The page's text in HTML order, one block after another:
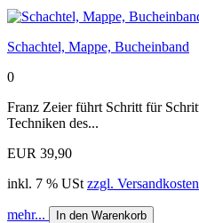
Schachtel, Mappe, Bucheinband
0
Franz Zeier führt Schritt für
Techniken des...
EUR 39,90
inkl. 7 % USt zzgl. Versandkosten
mehr... In den Warenkorb